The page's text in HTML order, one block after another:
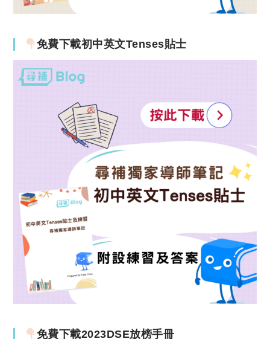
免費下載初中英文Tenses貼士
免費下載2023DSE放榜手冊